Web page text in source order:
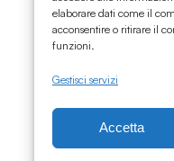
elaborare dati come il
acconsentire o ritirare il
funzioni.
Gestisci servizi
Accetta